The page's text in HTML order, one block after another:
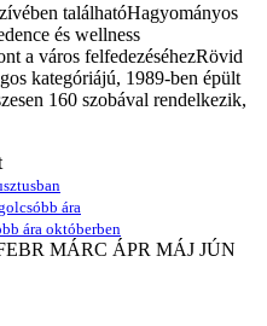
találhatóHagyományos
és wellness
a város felfedezéséhezRövid
kategóriájú, 1989-ben épült
160 szobával rendelkezik,
ára
ára októberben
MÁRC ÁPR MÁJ JÚN